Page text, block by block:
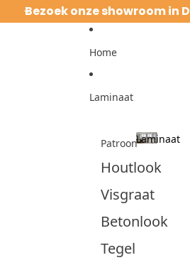
Bezoek onze showroom in
Home
Laminaat
Patroon
Houtlook
Visgraat
Betonlook
Tegel
Laminaat